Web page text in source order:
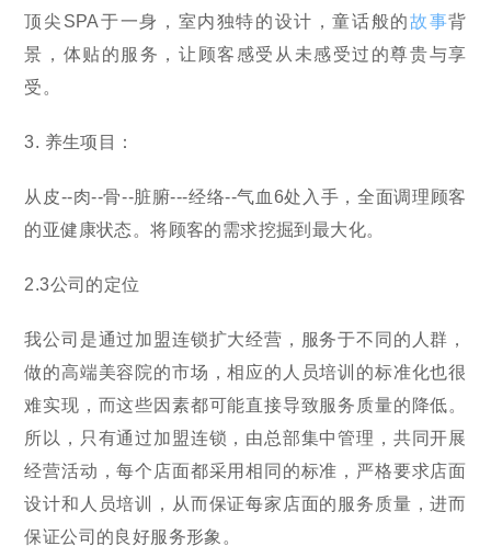
顶尖SPA于一身，室内独特的设计，童话般的故事背
景，体贴的服务，让顾客感受从未感受过的尊贵与享
受。
3. 养生项目：
从皮--肉--骨--脏腑---经络--气血6处入手，全面调理顾客
的亚健康状态。将顾客的需求挖掘到最大化。
2.3公司的定位
我公司是通过加盟连锁扩大经营，服务于不同的人群，
做的高端美容院的市场，相应的人员培训的标准化也很
难实现，而这些因素都可能直接导致服务质量的降低。
所以，只有通过加盟连锁，由总部集中管理，共同开展
经营活动，每个店面都采用相同的标准，严格要求店面
设计和人员培训，从而保证每家店面的服务质量，进而
保证公司的良好服务形象。